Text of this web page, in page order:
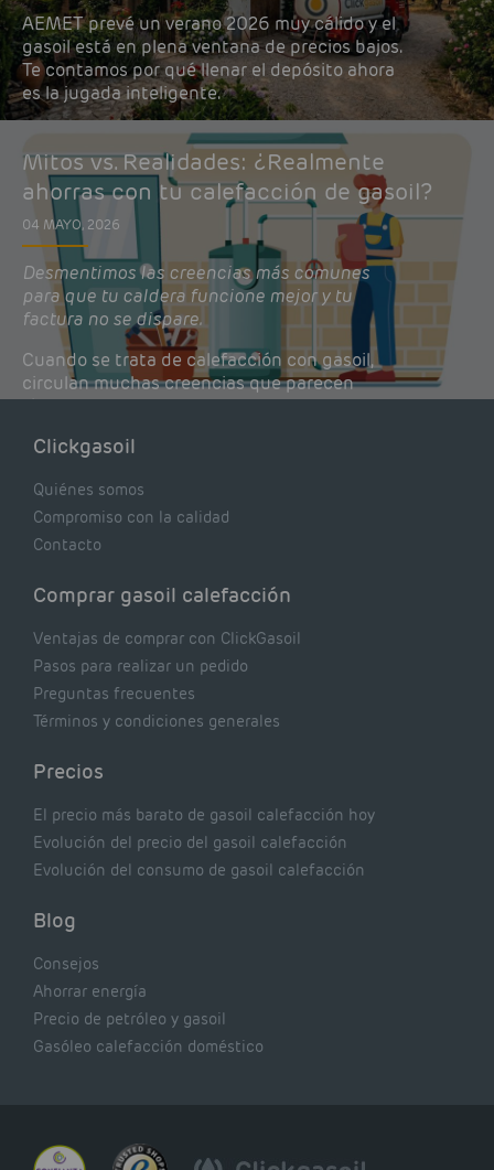
AEMET prevé un verano 2026 muy cálido y el
gasoil está en plena ventana de precios bajos.
Te contamos por qué llenar el depósito ahora
es la jugada inteligente.
Mitos vs. Realidades: ¿Realmente
ahorras con tu calefacción de gasoil?
04 MAYO, 2026
Desmentimos las creencias más comunes
para que tu caldera funcione mejor y tu
factura no se dispare.
Cuando se trata de calefacción con gasoil,
circulan muchas creencias que parecen
lógicas pero que, en realidad, pueden estar
de tu caldera. Pocas se contrastan con lo que
Clickgasoil
Quiénes somos
Compromiso con la calidad
Contacto
Comprar gasoil calefacción
Ventajas de comprar con ClickGasoil
Pasos para realizar un pedido
Preguntas frecuentes
Términos y condiciones generales
Precios
El precio más barato de gasoil calefacción hoy
Evolución del precio del gasoil calefacción
Evolución del consumo de gasoil calefacción
Blog
Consejos
Ahorrar energía
Precio de petróleo y gasoil
Gasóleo calefacción doméstico